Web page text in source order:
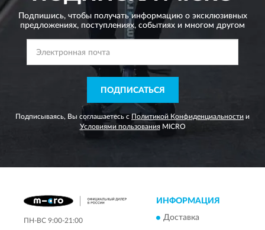
Подпишись, чтобы получать информацию о эксклюзивных
предложениях, поступлениях, событиях и многом другом
ПОДПИСАТЬСЯ
Подписываясь, Вы соглашаетесь с Политикой Конфиденциальности и
Условиями пользованияMICRO
ПН-ВС 9:00-21:00
ИНФОРМАЦИЯ
Доставка